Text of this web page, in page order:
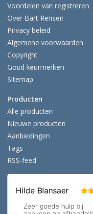
Voordelen van registreren
Over Bart Rensen
Privacy beleid
Algemene voorwaarden
Copyright
Goud keurmerken
Sitemap
Producten
Alle producten
Nieuwe producten
Aanbiedingen
Tags
RSS-feed